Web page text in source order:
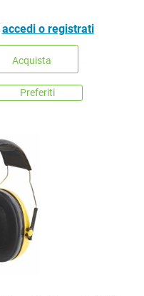
accedi o registrati
Acquista
Preferiti